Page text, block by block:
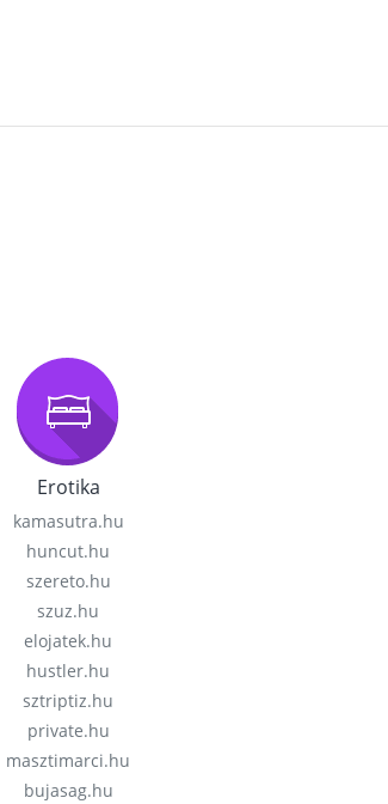
Erotika
kamasutra.hu
huncut.hu
szereto.hu
szuz.hu
elojatek.hu
hustler.hu
sztriptiz.hu
private.hu
masztimarci.hu
bujasag.hu